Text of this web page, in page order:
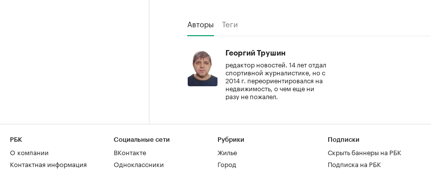
Авторы Теги
Георгий Трушин
редактор новостей. 14 лет отдал
спортивной журналистике, но с
2014 г. переориентировался на
недвижимость, о чем еще ни
разу не пожалел.
РБК
О компании
Контактная информация
Социальные сети
ВКонтакте
Одноклассники
Рубрики
Жилье
Город
Подписки
Скрыть баннеры на РБК
Подписка на РБК